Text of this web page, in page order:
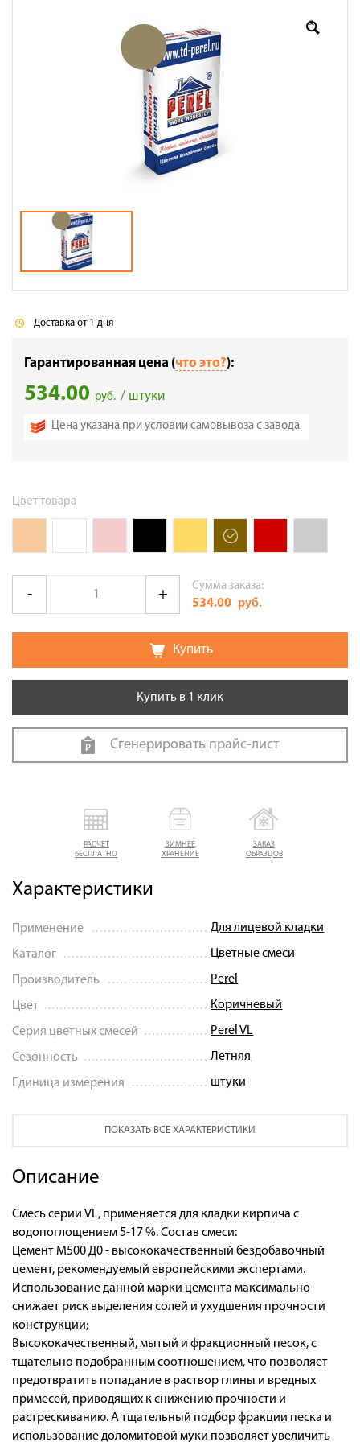
РАСЧЕТ
БЕСПЛАТНО
ЗИМНЕЕ
ХРАНЕНИЕ
ЗАКАЗ
ОБРАЗЦОВ
Характеристики
Применение Для лицевой кладки
Каталог Цветные смеси
Производитель Perel
Цвет Коричневый
Серия цветных смесей Perel VL
Сезонность Летняя
Единица измерения штуки
ПОКАЗАТЬ ВСЕ ХАРАКТЕРИСТИКИ
Описание
Смесь серии VL, применяется для кладки кирпича с
водопоглощением 5-17 %. Состав смеси:
Цемент М500 Д0 - высококачественный бездобавочный
цемент, рекомендуемый европейскими экспертами.
Использование данной марки цемента максимально
снижает риск выделения солей и ухудшения прочности
конструкции;
Высококачественный, мытый и фракционный песок, с
тщательно подобранным соотношением, что позволяет
предотвратить попадание в раствор глины и вредных
примесей, приводящих к снижению прочности и
растрескиванию. А тщательный подбор фракции песка и
использование доломитовой муки позволяет увеличить
Доставка от 1 дня
Гарантированная цена (что это?):
534.00 руб. / штуки
Цена указана при условии самовывоза с завода
Цвет товара
Сумма заказа:
534.00 руб.
Купить
Купить в 1 клик
Сгенерировать прайс-лист